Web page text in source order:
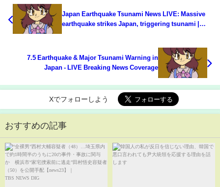
Japan Earthquake Tsunami News LIVE: Massive
earthquake strikes Japan, triggering tsunami |
7.5 Earthquake & Major Tsunami Warning in
Japan - LIVE Breaking News Coverage
Xでフォローしよう
おすすめの記事